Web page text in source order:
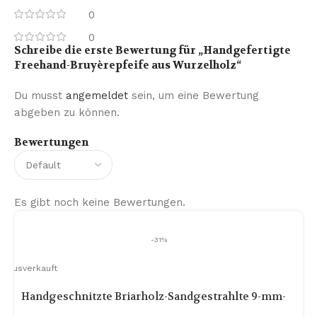
0
0
Bewertungen
Es gibt noch keine Bewertungen.
Schreibe die erste Bewertung für „Handgefertigte
Freehand-Bruyèrepfeife aus Wurzelholz“
Du musst angemeldet sein, um eine Bewertung
abgeben zu können.
-31%
Ausverkauft
Handgeschnitzte Briarholz-Sandgestrahlte 9-mm-